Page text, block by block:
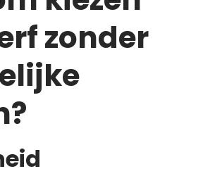
zonder